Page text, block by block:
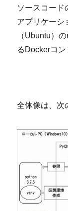
ソースコード
アプリケーシ
（Ubuntu）
るDockerコン
全体像は、次